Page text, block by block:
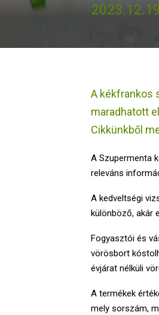
A kékfrankos
maradhatott
Cikkünkből
A Szupermenta
releváns
A kedveltségi
különböző, akár
Fogyasztói és
vörösbort
évjárat nélküli
A termékek
mely sorszám,